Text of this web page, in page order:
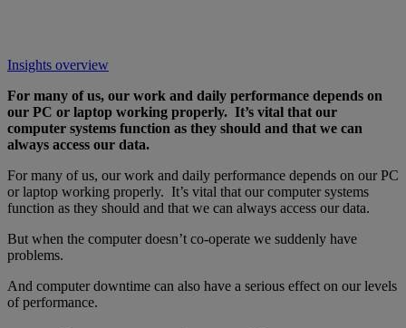
Insights overview
For many of us, our work and daily performance depends on
our PC or laptop working properly. It’s vital that our
computer systems function as they should and that we can
always access our data.
For many of us, our work and daily performance depends on our PC
or laptop working properly. It’s vital that our computer systems
function as they should and that we can always access our data.
But when the computer doesn’t co-operate we suddenly have
problems.
And computer downtime can also have a serious effect on our levels
of performance.